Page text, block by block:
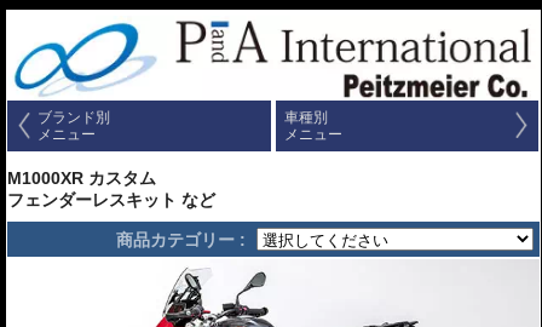
ブランド別
メニュー
車種別
メニュー
M1000XR カスタム
フェンダーレスキット など
商品カテゴリー :